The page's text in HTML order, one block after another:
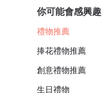
你可能會感興趣
禮物推薦
捧花禮物推薦
創意禮物推薦
生日禮物